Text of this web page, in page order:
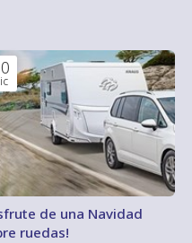
de una Navidad
ruedas!